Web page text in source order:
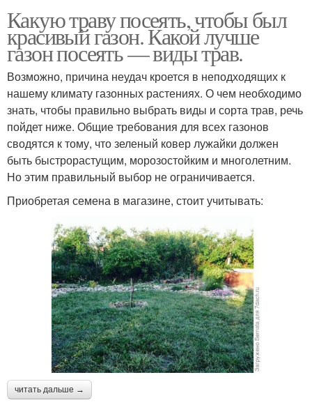
Какую траву посеять, чтобы был
красивый газон. Какой лучше
газон посеять — виды трав.
Возможно, причина неудач кроется в неподходящих к
нашему климату газонных растениях. О чем необходимо
знать, чтобы правильно выбрать виды и сорта трав, речь
пойдет ниже. Общие требования для всех газонов
сводятся к тому, что зеленый ковер лужайки должен
быть быстрорастущим, морозостойким и многолетним.
Но этим правильный выбор не ограничивается.
Приобретая семена в магазине, стоит учитывать:
читать дальше →